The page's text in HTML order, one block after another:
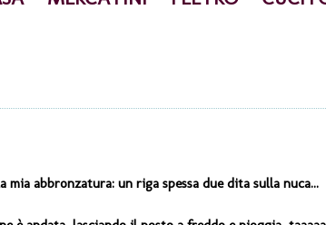
abbronzatura: un riga spessa due dita sulla nuca...